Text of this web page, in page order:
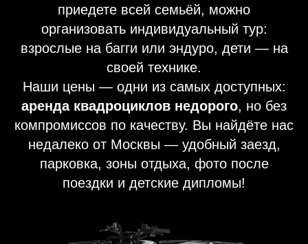
приедете всей семьёй, можно
организовать индивидуальный тур:
взрослые на багги или эндуро, дети — на
своей технике.
Наши цены — одни из самых доступных:
аренда квадроциклов недорого, но без
компромиссов по качеству. Вы найдёте нас
недалеко от Москвы — удобный заезд,
парковка, зоны отдыха, фото после
поездки и детские дипломы!